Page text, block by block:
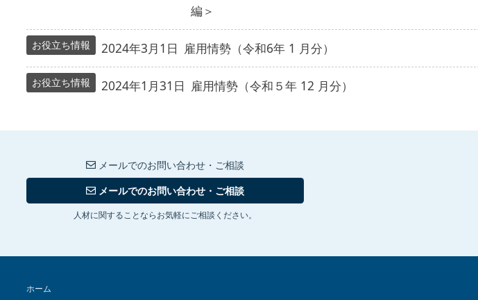
編＞
お役立ち情報 2024年3月1日 雇用情勢（令和6年 1 月分）
お役立ち情報 2024年1月31日 雇用情勢（令和５年 12 月分）
メールでのお問い合わせ・ご相談
メールでのお問い合わせ・ご相談
人材に関することならお気軽にご相談ください。
ホーム